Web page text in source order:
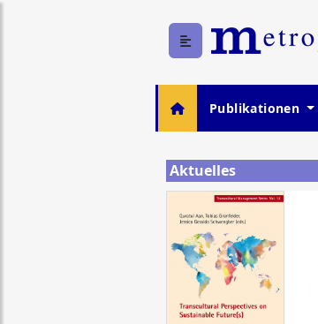
Publikationen
Aktuelles